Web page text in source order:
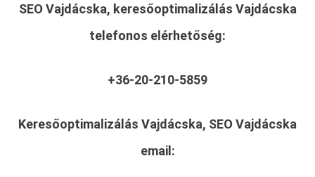
SEO Vajdácska, keresőoptimalizálás Vajdácska
telefonos elérhetőség:
+36-20-210-5859
Keresőoptimalizálás Vajdácska, SEO Vajdácska
email: